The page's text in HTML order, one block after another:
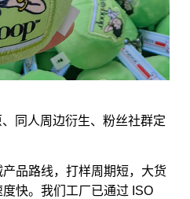
同人周边衍生、粉丝社群定
品路线，打样周期短，大货
快。我们工厂已通过 ISO